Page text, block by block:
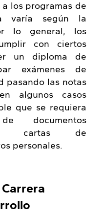
los programas de
varía según la
lo general, los
con ciertos
un diploma de
exámenes de
pasando las notas
algunos casos
que se requiera
documentos
cartas de
personales.